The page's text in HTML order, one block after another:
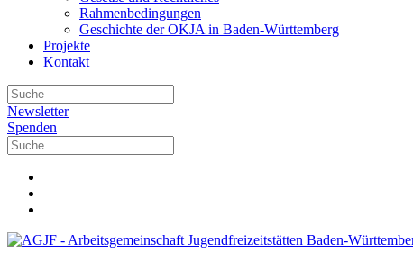
Rahmenbedingungen
Geschichte der OKJA in Baden-Württemberg
Projekte
Kontakt
Newsletter
Spenden